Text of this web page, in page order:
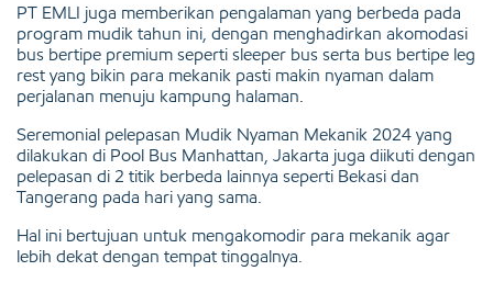
PT EMLI juga memberikan pengalaman yang berbeda pada
program mudik tahun ini, dengan menghadirkan akomodasi
bus bertipe premium seperti sleeper bus serta bus bertipe leg
rest yang bikin para mekanik pasti makin nyaman dalam
perjalanan menuju kampung halaman.
Seremonial pelepasan Mudik Nyaman Mekanik 2024 yang
dilakukan di Pool Bus Manhattan, Jakarta juga diikuti dengan
pelepasan di 2 titik berbeda lainnya seperti Bekasi dan
Tangerang pada hari yang sama.
Hal ini bertujuan untuk mengakomodir para mekanik agar
lebih dekat dengan tempat tinggalnya.